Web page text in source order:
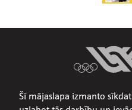
Šī mājaslapa izmanto
Par